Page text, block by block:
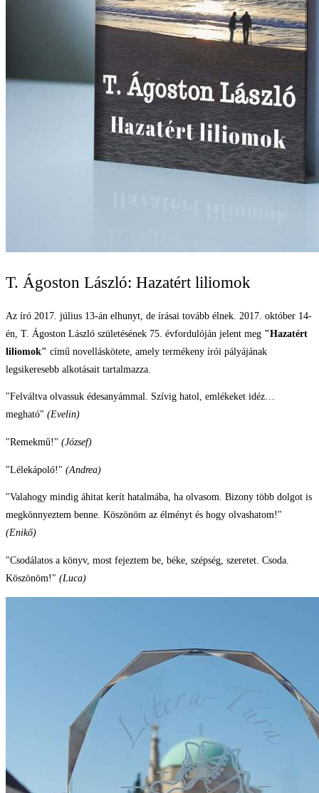
T. Ágoston László: Hazatért liliomok
Az író 2017. július 13-án elhunyt, de írásai tovább élnek. 2017. október 14-
én, T. Ágoston László születésének 75. évfordulóján jelent meg "Hazatért
liliomok" című novelláskötete, amely termékeny írói pályájának
legsikeresebb alkotásait tartalmazza.
"Felváltva olvassuk édesanyámmal. Szívig hatol, emlékeket idéz…
megható" (Evelin)
"Remekmű!" (József)
"Lélekápoló!" (Andrea)
"Valahogy mindig áhitat kerít hatalmába, ha olvasom. Bizony több dolgot is
megkönnyeztem benne. Köszönöm az élményt és hogy olvashatom!"
(Enikő)
"Csodálatos a könyv, most fejeztem be, béke, szépség, szeretet. Csoda.
Köszönöm!" (Luca)